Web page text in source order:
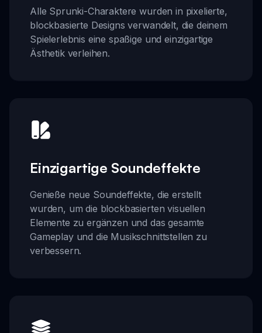
Alle Sprunki-Charaktere wurden in pixelierte,
blockbasierte Designs verwandelt, die deinem
Spielerlebnis eine spaßige und einzigartige
Ästhetik verleihen.
Einzigartige Soundeffekte
Genieße neue Soundeffekte, die erstellt
wurden, um die blockbasierten visuellen
Elemente zu ergänzen und das gesamte
Gameplay und die Musikschnittstellen zu
verbessern.